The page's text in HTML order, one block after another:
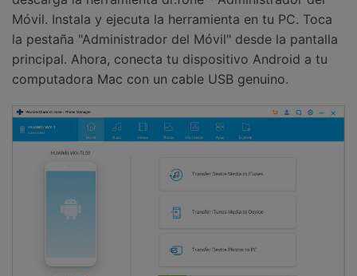
Móvil. Instala y ejecuta la herramienta en tu PC. Toca
la pestaña "Administrador del Móvil" desde la pantalla
principal. Ahora, conecta tu dispositivo Android a tu
computadora Mac con un cable USB genuino.